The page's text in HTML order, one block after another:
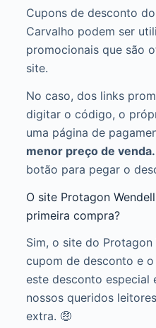
Cupons de desconto
Carvalho podem ser
promocionais que são
site.
No caso, dos links
digitar o código, o
uma página de
menor preço de venda.
botão para pegar o
O site Protagon
primeira compra?
Sim, o site do
cupom de desconto e o
este desconto especial
nossos queridos
extra. 🤑